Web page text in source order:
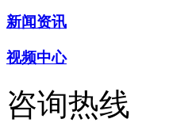
新闻资讯
视频中心
咨询热线